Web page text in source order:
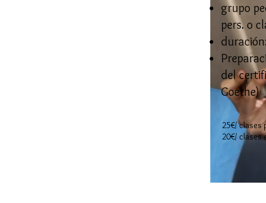
grupo
pers. o
del
Goethe)
25€/ clases
20€/ clases